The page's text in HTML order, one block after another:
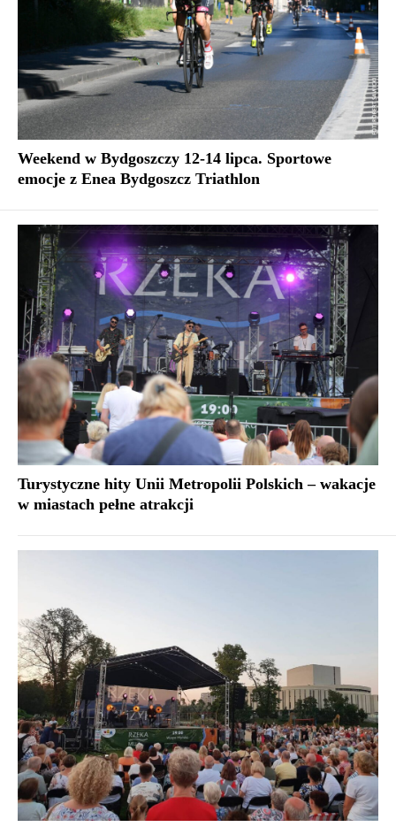
Weekend w Bydgoszczy 12-14 lipca. Sportowe
emocje z Enea Bydgoszcz Triathlon
Turystyczne hity Unii Metropolii Polskich – wakacje
w miastach pełne atrakcji